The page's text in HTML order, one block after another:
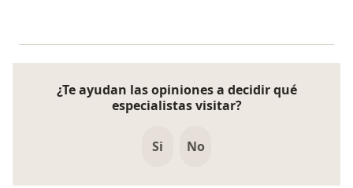
¿Te ayudan las opiniones a decidir qué
especialistas visitar?
Si No